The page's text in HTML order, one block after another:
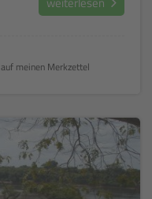
auf meinen Merkzettel